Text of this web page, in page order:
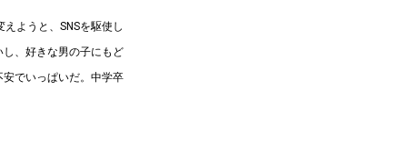
ようと、SNSを駆使し
、好きな男の子にもど
でいっぱいだ。中学卒